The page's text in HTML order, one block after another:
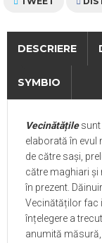
DESCRIERE
SYMBIO
Vecinătățilesunt
elaborată în evul
de către sași,
către maghiari și
în prezent.
Vecinătăților fac
înțelegere a
anumită